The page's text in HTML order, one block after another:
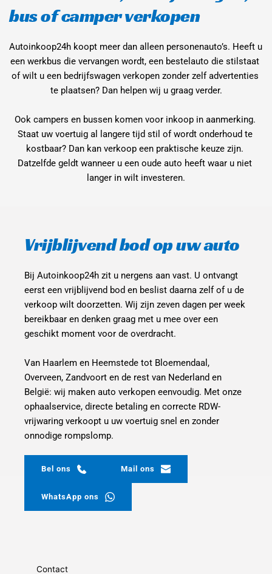
bus of camper verkopen
Autoinkoop24h koopt meer dan alleen personenauto’s. Heeft u
een werkbus die vervangen wordt, een bestelauto die stilstaat
of wilt u een bedrijfswagen verkopen zonder zelf advertenties
te plaatsen? Dan helpen wij u graag verder.
Ook campers en bussen komen voor inkoop in aanmerking.
Staat uw voertuig al langere tijd stil of wordt onderhoud te
kostbaar? Dan kan verkoop een praktische keuze zijn.
Datzelfde geldt wanneer u een oude auto heeft waar u niet
langer in wilt investeren.
Vrijblijvend bod op uw auto
Bij Autoinkoop24h zit u nergens aan vast. U ontvangt
eerst een vrijblijvend bod en beslist daarna zelf of u de
verkoop wilt doorzetten. Wij zijn zeven dagen per week
bereikbaar en denken graag met u mee over een
geschikt moment voor de overdracht.
Van Haarlem en Heemstede tot Bloemendaal,
Overveen, Zandvoort en de rest van Nederland en
België: wij maken auto verkopen eenvoudig. Met onze
ophaalservice, directe betaling en correcte RDW-
vrijwaring verkoopt u uw voertuig snel en zonder
onnodige rompslomp.
Bel ons Mail ons
WhatsApp ons
Contact